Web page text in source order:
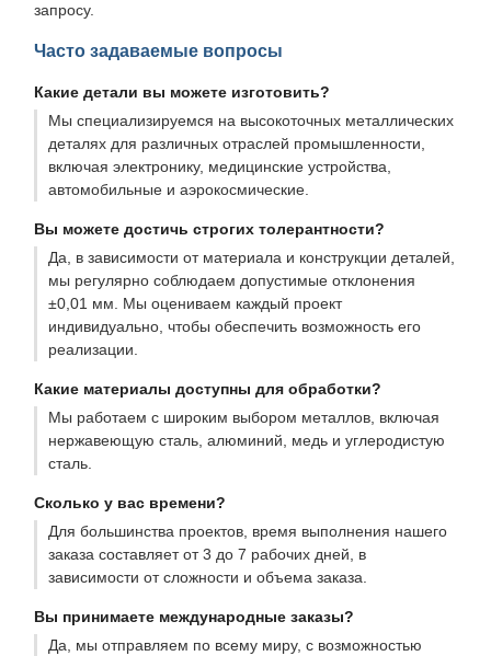
запросу.
Часто задаваемые вопросы
Какие детали вы можете изготовить?
Мы специализируемся на высокоточных металлических
деталях для различных отраслей промышленности,
включая электронику, медицинские устройства,
автомобильные и аэрокосмические.
Вы можете достичь строгих толерантности?
Да, в зависимости от материала и конструкции деталей,
мы регулярно соблюдаем допустимые отклонения
±0,01 мм. Мы оцениваем каждый проект
индивидуально, чтобы обеспечить возможность его
реализации.
Какие материалы доступны для обработки?
Мы работаем с широким выбором металлов, включая
нержавеющую сталь, алюминий, медь и углеродистую
сталь.
Сколько у вас времени?
Для большинства проектов, время выполнения нашего
заказа составляет от 3 до 7 рабочих дней, в
зависимости от сложности и объема заказа.
Вы принимаете международные заказы?
Да, мы отправляем по всему миру, с возможностью